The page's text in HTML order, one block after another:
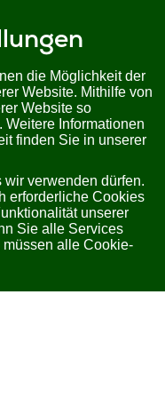
die Möglichkeit der
Website. Mithilfe von
Website so
Weitere Informationen
finden Sie in unserer
verwenden dürfen.
erforderliche Cookies
unserer
Sie alle Services
alle Cookie-
Betrieb unserer